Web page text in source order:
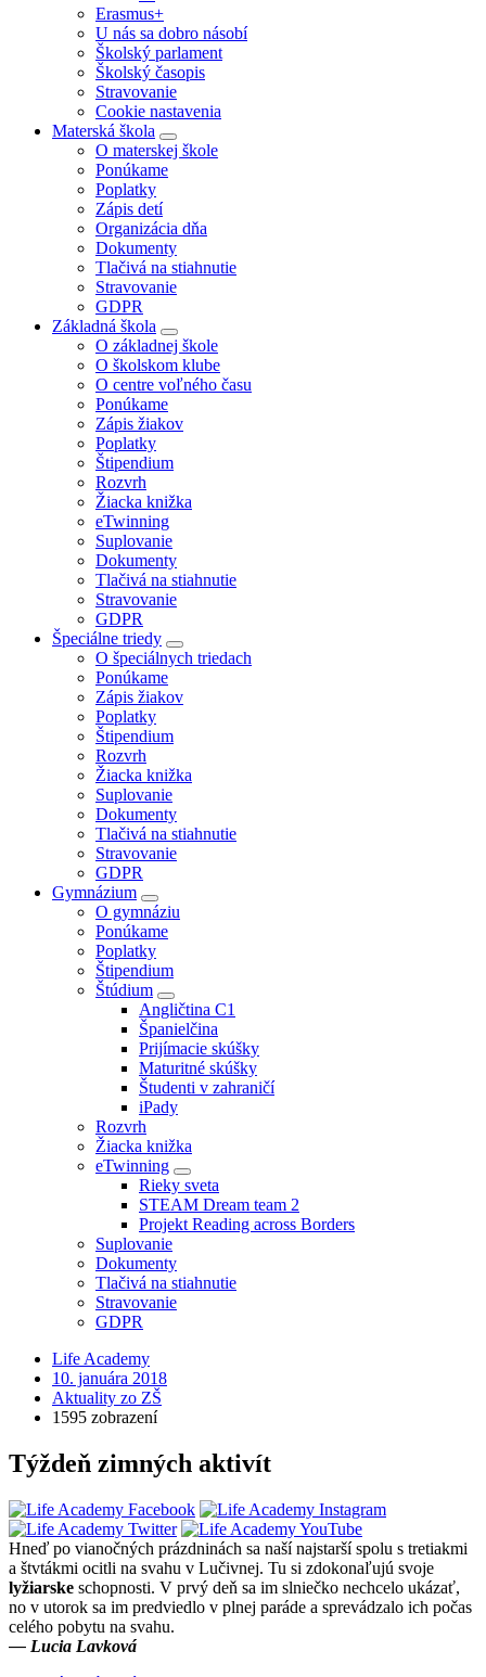
Erasmus+
U nás sa dobro násobí
Školský parlament
Školský časopis
Stravovanie
Cookie nastavenia
Materská škola
O materskej škole
Ponúkame
Poplatky
Zápis detí
Organizácia dňa
Dokumenty
Tlačivá na stiahnutie
Stravovanie
GDPR
Základná škola
O základnej škole
O školskom klube
O centre voľného času
Ponúkame
Zápis žiakov
Poplatky
Štipendium
Rozvrh
Žiacka knižka
eTwinning
Suplovanie
Dokumenty
Tlačivá na stiahnutie
Stravovanie
GDPR
Špeciálne triedy
O špeciálnych triedach
Ponúkame
Zápis žiakov
Poplatky
Štipendium
Rozvrh
Žiacka knižka
Suplovanie
Dokumenty
Tlačivá na stiahnutie
Stravovanie
GDPR
Gymnázium
O gymnáziu
Ponúkame
Poplatky
Štipendium
Štúdium
Angličtina C1
Španielčina
Prijímacie skúšky
Maturitné skúšky
Študenti v zahraničí
iPady
Rozvrh
Žiacka knižka
eTwinning
Rieky sveta
STEAM Dream team 2
Projekt Reading across Borders
Suplovanie
Dokumenty
Tlačivá na stiahnutie
Stravovanie
GDPR
Life Academy
10. januára 2018
Aktuality zo ZŠ
1595 zobrazení
Týždeň zimných aktivít
Hneď po vianočných prázdninách sa naší najstarší spolu s tretiakmi
a štvtákmi ocitli na svahu v Lučivnej. Tu si zdokonaľujú svoje
lyžiarske schopnosti. V prvý deň sa im slniečko nechcelo ukázať,
no v utorok sa im predviedlo v plnej paráde a sprevádzalo ich počas
celého pobytu na svahu.
— Lucia Lavková